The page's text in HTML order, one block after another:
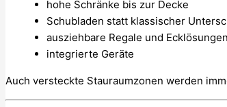
hohe Schränke bis zur Decke
Schubladen statt klassischer
ausziehbare Regale und Ecklösungen
integrierte Geräte
Auch versteckte Stauraumzonen werden